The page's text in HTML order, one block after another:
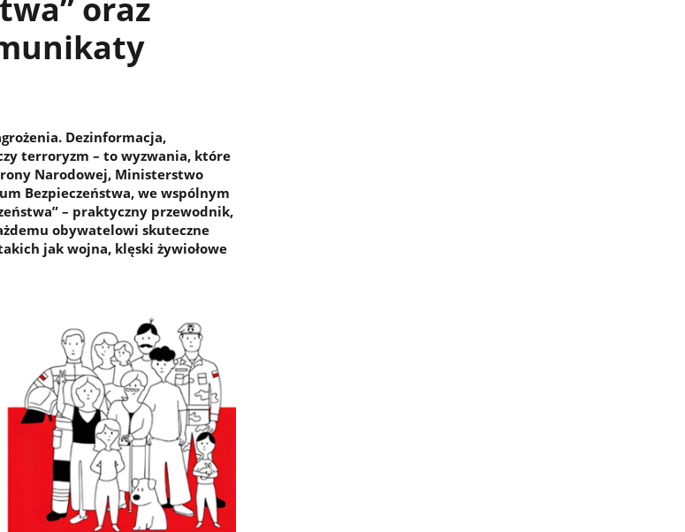
Dezinformacja,
terroryzm – to wyzwania, które
Narodowej, Ministerstwo
Bezpieczeństwa, we wspólnym
– praktyczny przewodnik,
obywatelowi skuteczne
jak wojna, klęski żywiołowe